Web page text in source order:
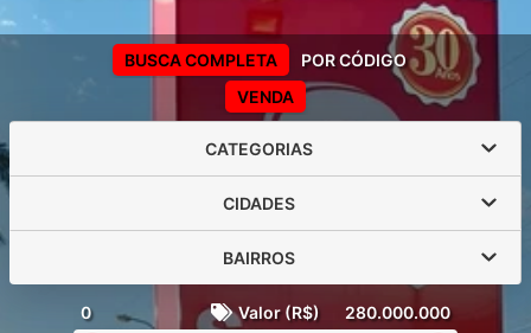
VENDA
BUSCA COMPLETA POR CÓDIGO
CATEGORIAS
CIDADES
BAIRROS
0 Valor (R$) 280.000.000